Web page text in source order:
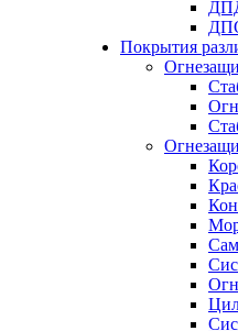
Покрытия